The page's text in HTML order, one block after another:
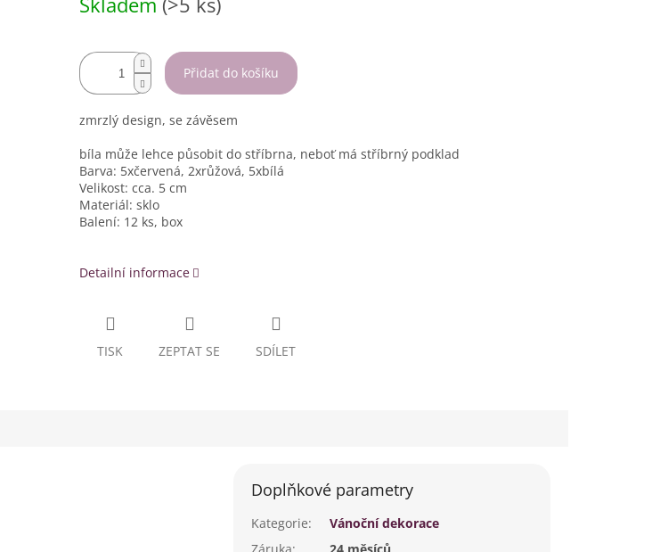
cena:
Přidat do košíku
zmrzlý design, se závěsem
bíla může lehce působit do stříbrna, neboť má stříbrný podklad
Barva: 5xčervená, 2xrůžová, 5xbílá
Velikost: cca. 5 cm
Materiál: sklo
Balení: 12 ks, box
Detailní informace
TISK ZEPTAT SE SDÍLET
Doplňkové parametry
Kategorie:
Vánoční dekorace